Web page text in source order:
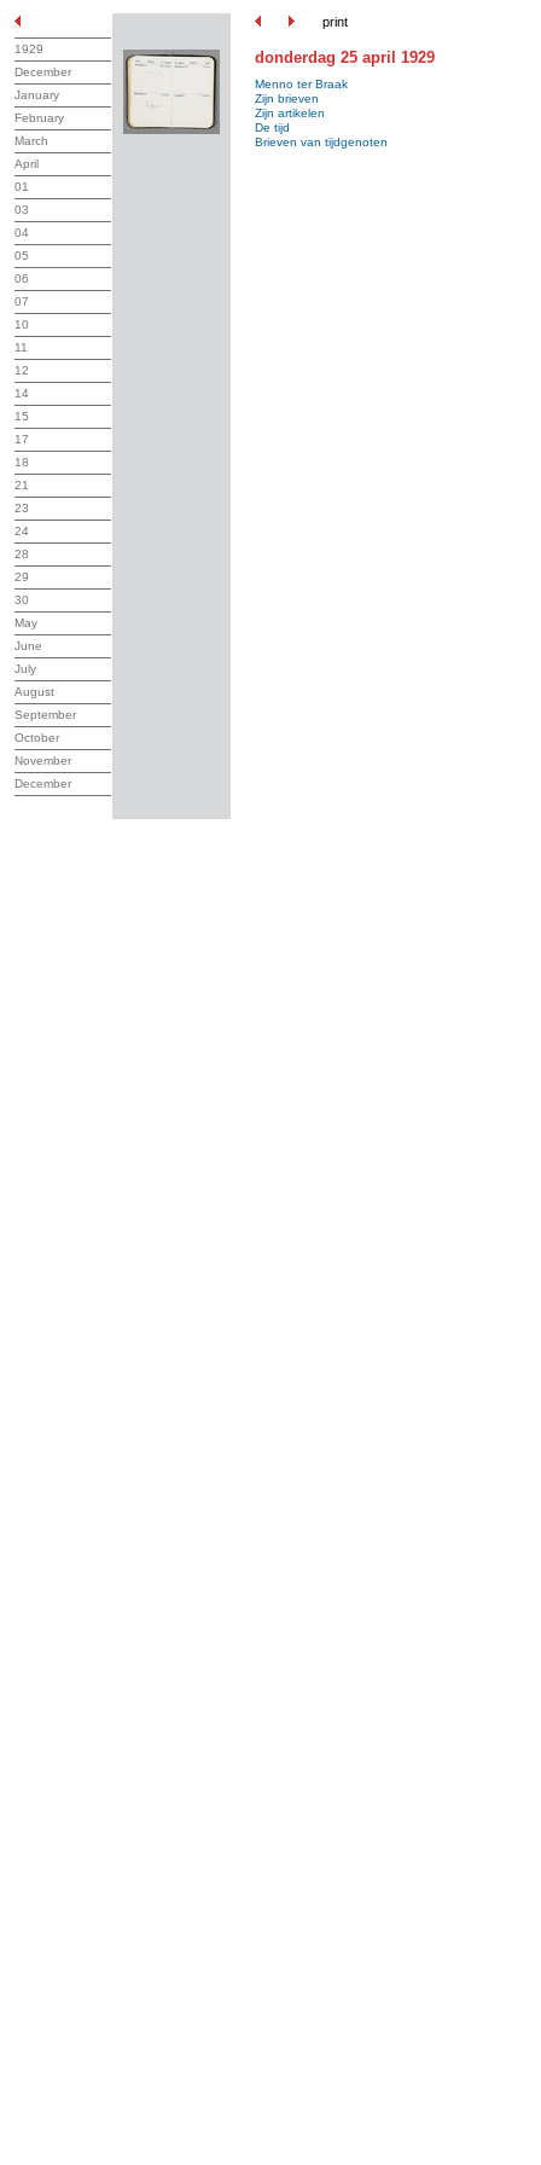
print
1929
December
January
February
March
April
01
03
04
05
06
07
10
11
12
14
15
17
18
21
23
24
28
29
30
May
June
July
August
September
October
November
December
donderdag 25 april 1929
Menno ter Braak
Zijn brieven
Zijn artikelen
De tijd
Brieven van tijdgenoten